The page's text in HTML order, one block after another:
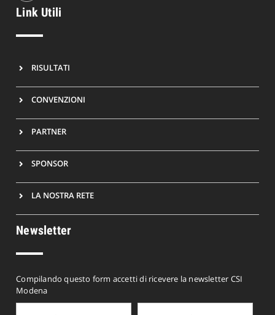
Link Utili
RISULTATI
CONVENZIONI
PARTNER
SPONSOR
LA NOSTRA RETE
Newsletter
Compilando questo form accetti di ricevere la newsletter CSI
Modena